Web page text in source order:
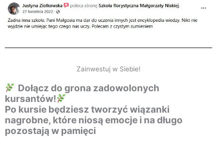
Zainwestuj w Siebie!
Dołącz do grona zadowolonych
kursantów!
Po kursie będziesz tworzyć wiązanki
nagrobne, które niosą emocje i na długo
pozostają w pamięci